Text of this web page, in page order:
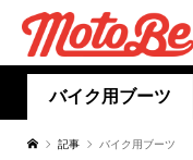
バイク用ブーツ
記事 バイク用ブーツ